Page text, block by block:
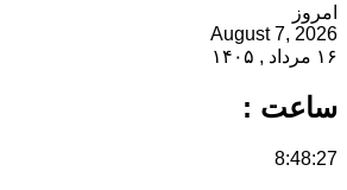
امروز
August 7, 2026
۱۶ مرداد , ۱۴۰۵
ساعت :
8:48:27